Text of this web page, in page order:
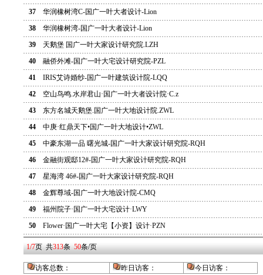
37
华润橡树湾C-国广一叶大者设计-Lion
38
华润橡树湾-国广一叶大者设计-Lion
39
天鹅堡 国广一叶大家设计研究院.LZH
40
融侨外滩-国广一叶大宅设计研究院-PZL
41
IRIS艾诗婚纱-国广一叶建筑设计院-LQQ
42
空山鸟鸣.水岸君山·国广一叶大者设计院·C.z
43
东方名城天鹅堡.国广一叶大地设计院.ZWL
44
中庚·红鼎天下•国广一叶大地设计•ZWL
45
中豪东湖一品 曙光城-国广一叶大家设计研究院-RQH
46
金融街观邸12#-国广一叶大家设计研究院-RQH
47
星海湾 46#-国广一叶大家设计研究院-RQH
48
金辉尊域-国广一叶大地设计院-CMQ
49
福州院子·国广一叶大宅设计·LWY
50
Flower·国广一叶大宅【小资】设计·PZN
1/7页共313条 50条/页
访客总数： 昨日访客： 今日访客 ：